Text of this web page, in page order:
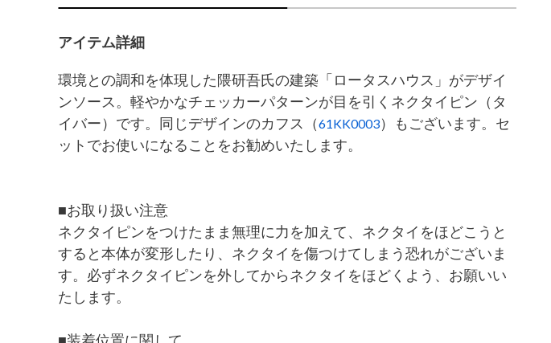
アイテム詳細
環境との調和を体現した隈研吾氏の建築「ロータスハウス」がデザイ
ンソース。軽やかなチェッカーパターンが目を引くネクタイピン（タ
イバー）です。同じデザインのカフス（61KK0003）もございます。セ
ットでお使いになることをお勧めいたします。
■お取り扱い注意
ネクタイピンをつけたまま無理に力を加えて、ネクタイをほどこうと
すると本体が変形したり、ネクタイを傷つけてしまう恐れがございま
す。必ずネクタイピンを外してからネクタイをほどくよう、お願いい
たします。